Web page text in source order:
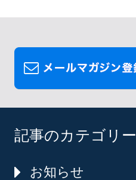
記事のカテゴリー
お知らせ